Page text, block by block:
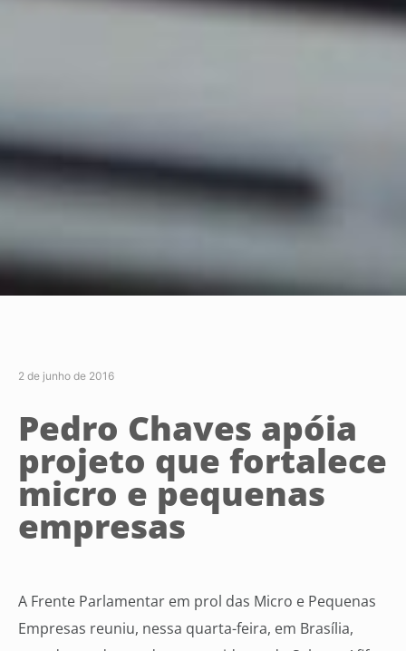
2 de junho de 2016
Pedro Chaves apóia
projeto que fortalece
micro e pequenas
empresas
A Frente Parlamentar em prol das Micro e Pequenas
Empresas reuniu, nessa quarta-feira, em Brasília,